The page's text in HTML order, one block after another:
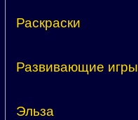
Раскраски
Развивающие игры
Эльза